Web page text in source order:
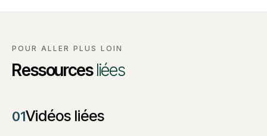
POUR ALLER PLUS LOIN
Ressourcesliées
01Vidéos liées